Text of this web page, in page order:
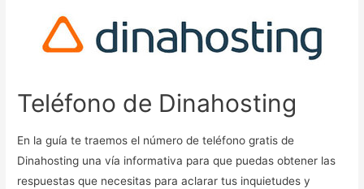
Teléfono de Dinahosting
En la guía te traemos el número de teléfono gratis de
Dinahosting una vía informativa para que puedas obtener las
respuestas que necesitas para aclarar tus inquietudes y